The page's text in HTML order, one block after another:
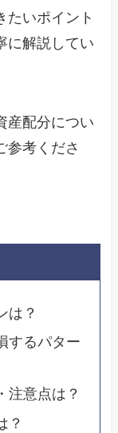
たいポイント
に解説してい
産配分につい
参考くださ
は？
するパター
注意点は？
？